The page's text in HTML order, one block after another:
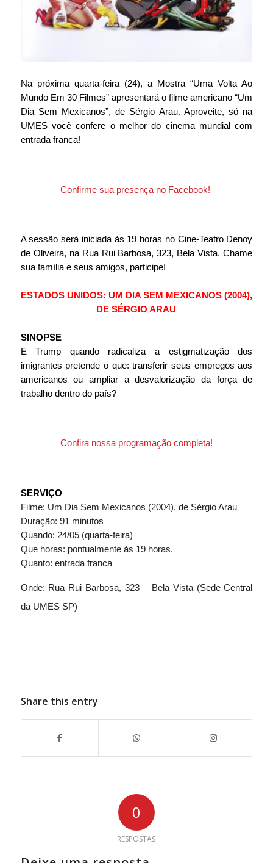
Na próxima quarta-feira (24), a Mostra “Uma Volta Ao
Mundo Em 30 Filmes” apresentará o filme americano “Um
Dia Sem Mexicanos”, de Sérgio Arau. Aproveite, só na
UMES você confere o melhor do cinema mundial com
entrada franca!
Confirme sua presença no Facebook!
A sessão será iniciada às 19 horas no Cine-Teatro Denoy
de Oliveira, na Rua Rui Barbosa, 323, Bela Vista. Chame
sua família e seus amigos, participe!
ESTADOS UNIDOS: UM DIA SEM MEXICANOS (2004),
DE SÉRGIO ARAU
SINOPSE
E Trump quando radicaliza a estigmatização dos
imigrantes pretende o que: transferir seus empregos aos
americanos ou ampliar a desvalorização da força de
trabalho dentro do país?
Confira nossa programação completa!
SERVIÇO
Filme: Um Dia Sem Mexicanos (2004), de Sérgio Arau
Duração: 91 minutos
Quando: 24/05 (quarta-feira)
Que horas: pontualmente às 19 horas.
Quanto: entrada franca
Onde: Rua Rui Barbosa, 323 – Bela Vista (Sede Central
da UMES SP)
Share this entry
0
RESPOSTAS